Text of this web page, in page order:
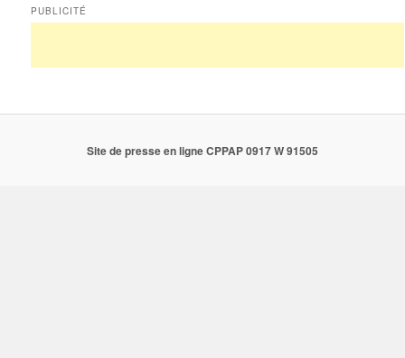
PUBLICITÉ
Site de presse en ligne CPPAP 0917 W 91505